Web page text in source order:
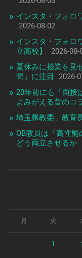
インスタ・フォロ
2026-08-02
インスタ・フォロ
立高校】
2026-08-
夏休みに授業を見
間」に注目
2026-
20年前にも「面接
よみがえる昔のコ
埼玉県教委、教育
OB教員は「高性
どう両立させるか
月 火
1